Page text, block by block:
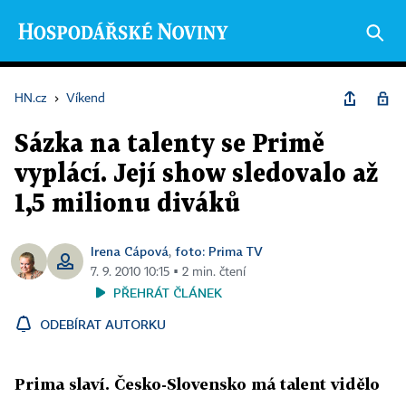
HN.cz › Víkend
Sázka na talenty se Primě
vyplácí. Její show sledovalo až
1,5 milionu diváků
Irena Cápová, foto: Prima TV
7. 9. 2010 10:15 ▪ 2 min. čtení
PŘEHRÁT ČLÁNEK
ODEBÍRAT AUTORKU
Prima slaví. Česko-Slovensko má talent vidělo